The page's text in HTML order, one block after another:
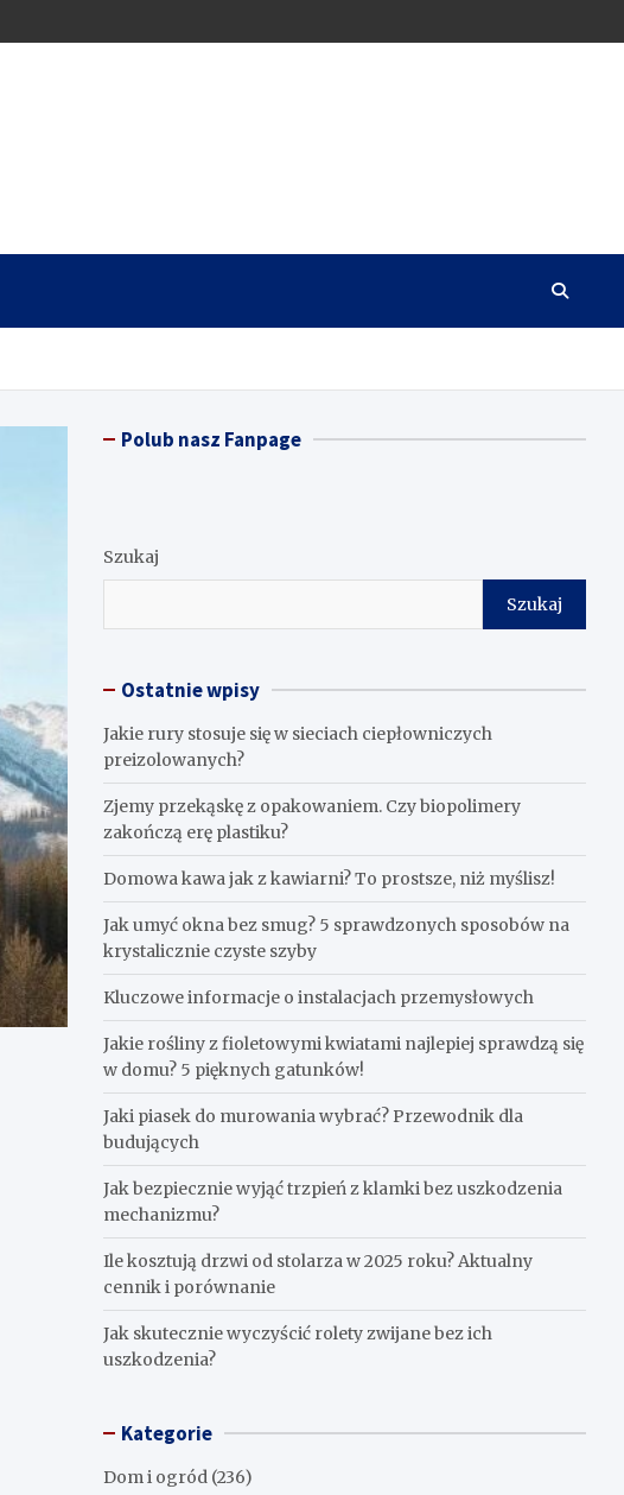
Polub nasz Fanpage
Szukaj
Szukaj
Ostatnie wpisy
Jakie rury stosuje się w sieciach ciepłowniczych
preizolowanych?
Zjemy przekąskę z opakowaniem. Czy biopolimery
zakończą erę plastiku?
​Domowa kawa jak z kawiarni? To prostsze, niż myślisz!
Jak umyć okna bez smug? 5 sprawdzonych sposobów na
krystalicznie czyste szyby
Kluczowe informacje o instalacjach przemysłowych
Jakie rośliny z fioletowymi kwiatami najlepiej sprawdzą się
w domu? 5 pięknych gatunków!
Jaki piasek do murowania wybrać? Przewodnik dla
budujących
Jak bezpiecznie wyjąć trzpień z klamki bez uszkodzenia
mechanizmu?
Ile kosztują drzwi od stolarza w 2025 roku? Aktualny
cennik i porównanie
Jak skutecznie wyczyścić rolety zwijane bez ich
uszkodzenia?
Kategorie
Dom i ogród (236)